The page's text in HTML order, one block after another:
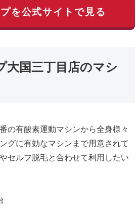
を公式サイトで見る
大国三丁目店のマシ
の有酸素運動マシンから全身様々
グに有効なマシンまで用意されて
セルフ脱毛と合わせて利用したい